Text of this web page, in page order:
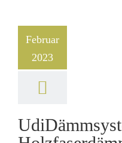
Februar
2023